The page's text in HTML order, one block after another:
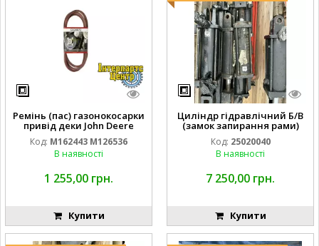
Ремінь (пас) газонокосарки
привід деки John Deere
M162443 M126536
Код: M162443 M126536
В наявності
1 255,00 грн.
Купити
Циліндр гідравлічний Б/В
(замок запирання рами)
2''X4'' 25320040
Код: 25020040
В наявності
7 250,00 грн.
Купити